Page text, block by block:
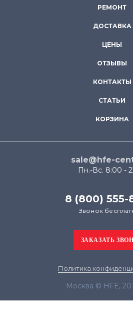
РЕМОНТ
ДОСТАВКА
ЦЕНЫ
ОТЗЫВЫ
КОНТАКТЫ
СТАТЬИ
КОРЗИНА
sale@hfe-
Пн.-Вс. 8:00 -
8 (800) 555-
Звонок
Политика
Москва © HFE,